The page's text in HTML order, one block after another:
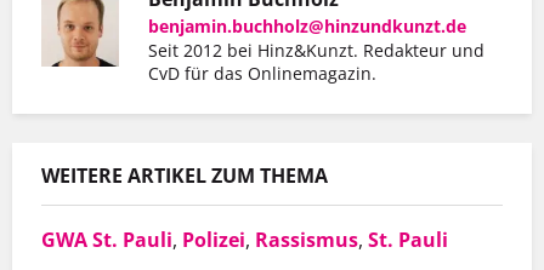
benjamin.buchholz@hinzundkunzt.de
Seit 2012 bei Hinz&Kunzt. Redakteur und
CvD für das Onlinemagazin.
WEITERE ARTIKEL ZUM THEMA
GWA St. Pauli, Polizei, Rassismus, St. Pauli